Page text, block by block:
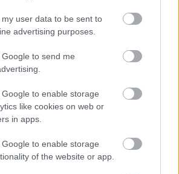
user data to be sent to
advertising purposes.
to send me
to enable storage
like cookies on web or
in apps.
to enable storage
of the website or app.
ครั้งอาจต้องรีสตาร์ทหลายครั้งก่อนที่ระบบ
ง
ในสภาพแวดล้อมการใช้งานจริงหรือสภาพ
ต่หากต้องการเปิดใช้งานมิติทางการเงิน
วร์อย่างรวดเร็ว วิธีนี้ก็ใช้ได้ดี :-)